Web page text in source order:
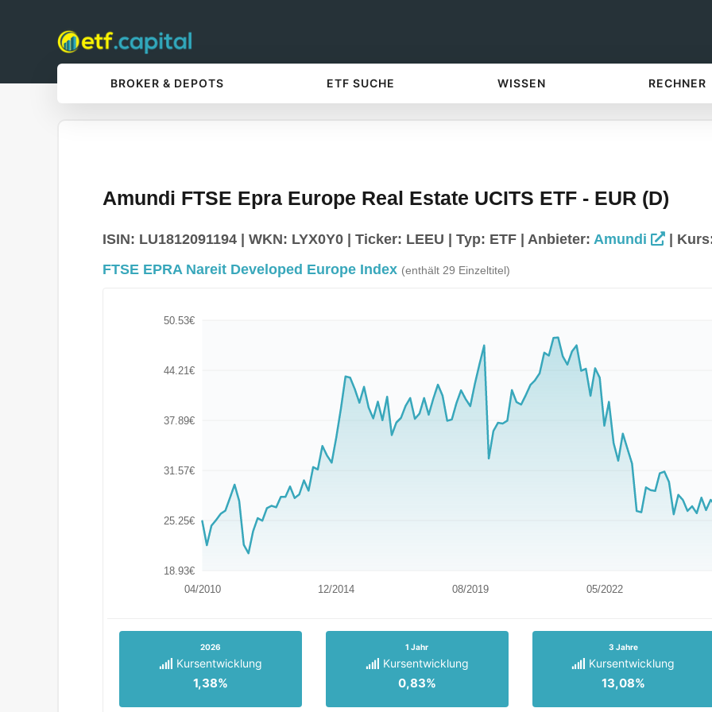
BROKER & DEPOTS ETF SUCHE WISSEN RECHNER
Amundi FTSE Epra Europe Real Estate UCITS ETF - EUR (D)
ISIN: LU1812091194 | WKN: LYX0Y0 | Ticker: LEEU | Typ: ETF | Anbieter: Amundi
|
FTSE EPRA Nareit Developed Europe Index (enthält 29 Einzeltitel)
18.93€
25.25€
31.57€
37.89€
44.21€
50.53€
04/2010 12/2014 08/2019 05/2022
2026
Kursentwicklung
1,38%
1 Jahr
Kursentwicklung
0,83%
3 Jahre
Kursentwicklung
13,08%